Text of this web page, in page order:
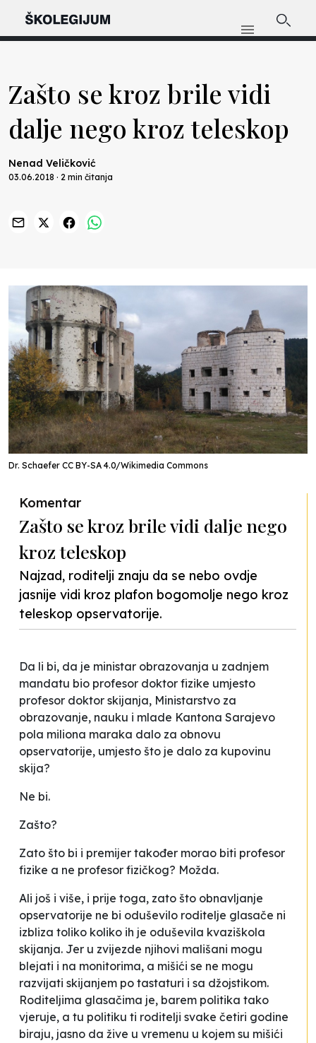
Zašto se kroz brile vidi
dalje nego kroz teleskop
Nenad Veličković
03.06.2018 · 2 min čitanja
Dr. Schaefer CC BY-SA 4.0/Wikimedia Commons
Komentar
Zašto se kroz brile vidi dalje nego
kroz teleskop
Najzad, roditelji znaju da se nebo ovdje
jasnije vidi kroz plafon bogomolje nego kroz
teleskop opservatorije.
Da li bi, da je ministar obrazovanja u zadnjem
mandatu bio profesor doktor fizike umjesto
profesor doktor skijanja, Ministarstvo za
obrazovanje, nauku i mlade Kantona Sarajevo
pola miliona maraka dalo za obnovu
opservatorije, umjesto što je dalo za kupovinu
skija?
Ne bi.
Zašto?
Zato što bi i premijer također morao biti profesor
fizike a ne profesor fizičkog? Možda.
Ali još i više, i prije toga, zato što obnavljanje
opservatorije ne bi oduševilo roditelje glasače ni
izbliza toliko koliko ih je oduševila kvaziškola
skijanja. Jer u zvijezde njihovi mališani mogu
blejati i na monitorima, a mišići se ne mogu
razvijati skijanjem po tastaturi i sa džojstikom.
Roditeljima glasačima je, barem politika tako
vjeruje, a tu politiku ti roditelji svake četiri godine
biraju, jasno da žive u vremenu u kojem su mišići